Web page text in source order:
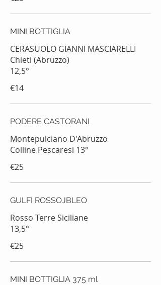
MINI BOTTIGLIA
CERASUOLO GIANNI MASCIARELLI
Chieti (Abruzzo)
€14
PODERE CASTORANI
Montepulciano D'Abruzzo
Colline Pescaresi 13°
€25
GULFI ROSSOJBLEO
Rosso Terre Siciliane
13,5°
€25
MINI BOTTIGLIA 375 ml